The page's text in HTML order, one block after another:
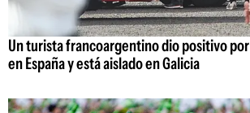
Un turista francoargentino dio positivo
en España y está aislado en Galicia